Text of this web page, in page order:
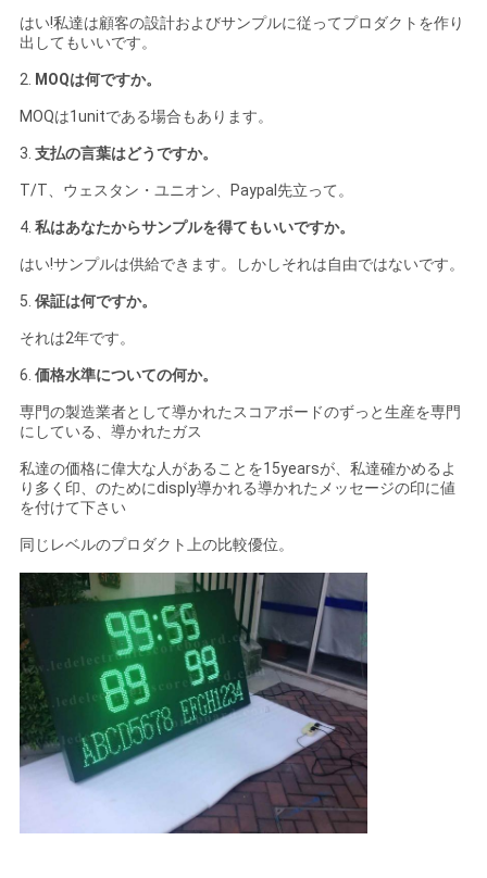
はい!私達は顧客の設計およびサンプルに従ってプロダクトを作り
出してもいいです。
2. MOQは何ですか。
MOQは1unitである場合もあります。
3. 支払の言葉はどうですか。
T/T、ウェスタン・ユニオン、Paypal先立って。
4. 私はあなたからサンプルを得てもいいですか。
はい!サンプルは供給できます。しかしそれは自由ではないです。
5. 保証は何ですか。
それは2年です。
6. 価格水準についての何か。
専門の製造業者として導かれたスコアボードのずっと生産を専門
にしている、導かれたガス
私達の価格に偉大な人があることを15yearsが、私達確かめるよ
り多く印、のためにdisply導かれる導かれたメッセージの印に値
を付けて下さい
同じレベルのプロダクト上の比較優位。